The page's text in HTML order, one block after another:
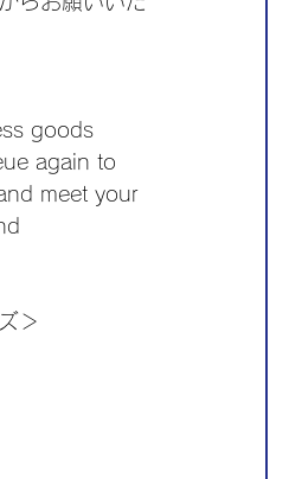
goods
again to
meet your
＞